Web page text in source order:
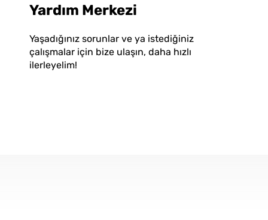
Yardım Merkezi
Yaşadığınız sorunlar ve ya istediğiniz
çalışmalar için bize ulaşın, daha hızlı
ilerleyelim!